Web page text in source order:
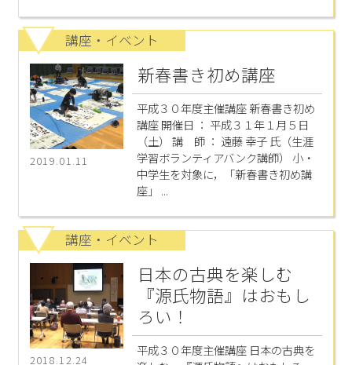
講座・イベント
2019.01.11
新春書き初め講座
平成３０年度主催講座 新春書き初め
講座 開催日 ： 平成３１年１月５日
（土） 講 師 ： 遠藤 幸子 氏（生涯
学習ボランティアバンク講師） 小・
中学生を対象に，「新春書き初め講
座」 ...
講座・イベント
2018.12.24
日本の古典を楽しむ
『源氏物語』はおもし
ろい！
平成３０年度主催講座 日本の古典を